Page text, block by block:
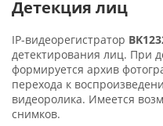
Детекция лиц
IP-видеорегистратор
детектирования лиц. При
формируется архив
перехода к
видеоролика. Имеется
снимков.